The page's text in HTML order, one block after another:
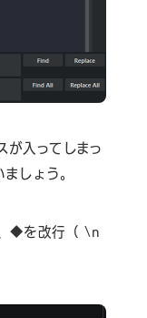
が入ってしまっ
しょう。
◆を改行（ \n